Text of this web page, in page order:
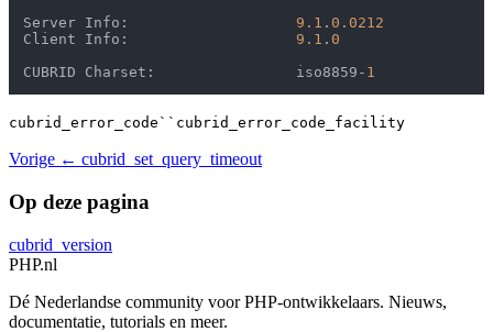
Server Info: 9.1 . 0.0212
Client Info: 9.1 . 0
CUBRID Charset:                iso8859- 1
cubrid_error_code``cubrid_error_code_facility
Vorige ← cubrid_set_query_timeout
Op deze pagina
cubrid_version
PHP.nl
Dé Nederlandse community voor PHP-ontwikkelaars. Nieuws,
documentatie, tutorials en meer.